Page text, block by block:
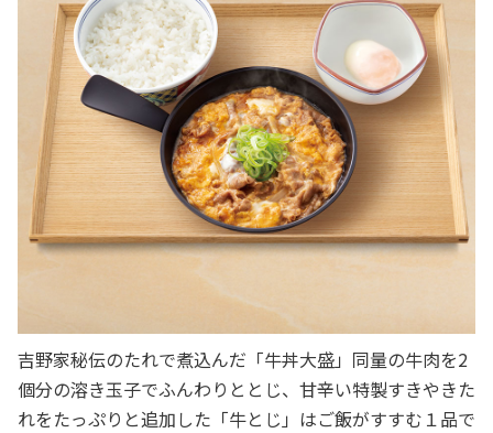
牛丼のこだわり 吉野家の歴史
吉野家秘伝のたれで煮込んだ「牛丼大盛」同量の牛肉を2
個分の溶き玉子でふんわりととじ、甘辛い特製すきやきた
れをたっぷりと追加した「牛とじ」はご飯がすすむ１品で